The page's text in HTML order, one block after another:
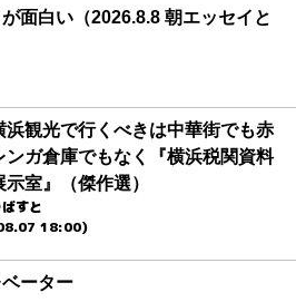
面白い（2026.8.8 朝エッセイと
浜観光で行くべきは中華街でも赤
ンガ倉庫でもなく『横浜税関資料
示室』（傑作選）
すと
18:00)
ーター